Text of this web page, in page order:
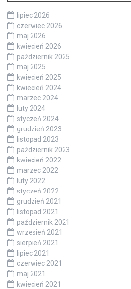
lipiec 2026
czerwiec 2026
maj 2026
kwiecień 2026
październik 2025
maj 2025
kwiecień 2025
kwiecień 2024
marzec 2024
luty 2024
styczeń 2024
grudzień 2023
listopad 2023
październik 2023
kwiecień 2022
marzec 2022
luty 2022
styczeń 2022
grudzień 2021
listopad 2021
październik 2021
wrzesień 2021
sierpień 2021
lipiec 2021
czerwiec 2021
maj 2021
kwiecień 2021